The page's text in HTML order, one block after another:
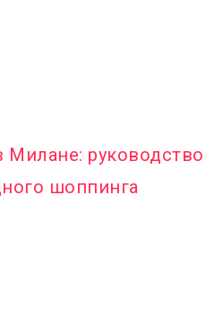
Милане: руководство
шоппинга